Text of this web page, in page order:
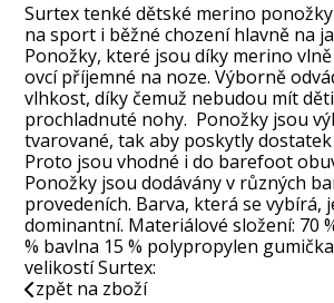
Surtex tenké dětské merino
na sport i běžné chození hlavně na
Ponožky, které jsou díky merino
ovcí příjemné na noze. Výborně
vlhkost, díky čemuž nebudou mít
prochladnuté nohy. Ponožky jsou
tvarované, tak aby poskytly
Proto jsou vhodné i do barefoot
Ponožky jsou dodávány v různých
provedeních. Barva, která se vybírá,
dominantní. Materiálové složení: 70
% bavlna 15 % polypropylen
velikostí Surtex:
zpět na zboží